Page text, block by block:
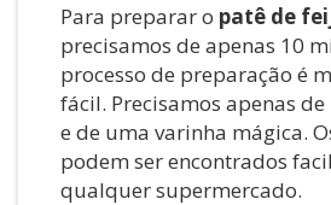
Para preparar o patê de
precisamos de apenas 10
processo de preparação é
fácil. Precisamos apenas
e de uma varinha mágica.
podem ser encontrados
qualquer supermercado.